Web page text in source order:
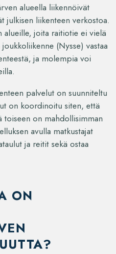
alueella liikennöivät
julkisen liikenteen verkostoa.
alueille, joita raitiotie ei vielä
(Nysse) vastaa
ja molempia voi
palvelut on suunniteltu
on koordinoitu siten, että
toiseen on mahdollisimman
avulla matkustajat
ja reitit sekä ostaa
ON